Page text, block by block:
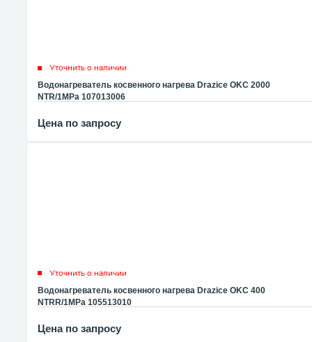
Уточнить о наличии
Водонагреватель косвенного нагрева Drazice OKC 2000
NTR/1MPa 107013006
Цена по запросу
Уточнить о наличии
Водонагреватель косвенного нагрева Drazice OKC 400
NTRR/1MPa 105513010
Цена по запросу